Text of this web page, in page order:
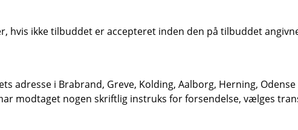
hvis ikke tilbuddet er accepteret inden den på tilbuddet
adresse i Brabrand, Greve, Kolding, Aalborg, Herning,
har modtaget nogen skriftlig instruks for forsendelse, vælges